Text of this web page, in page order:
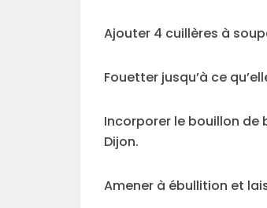
Ajouter 4 cuillères à
Fouetter jusqu’à ce
Incorporer le bouillon de
Dijon.
Amener à ébullition et